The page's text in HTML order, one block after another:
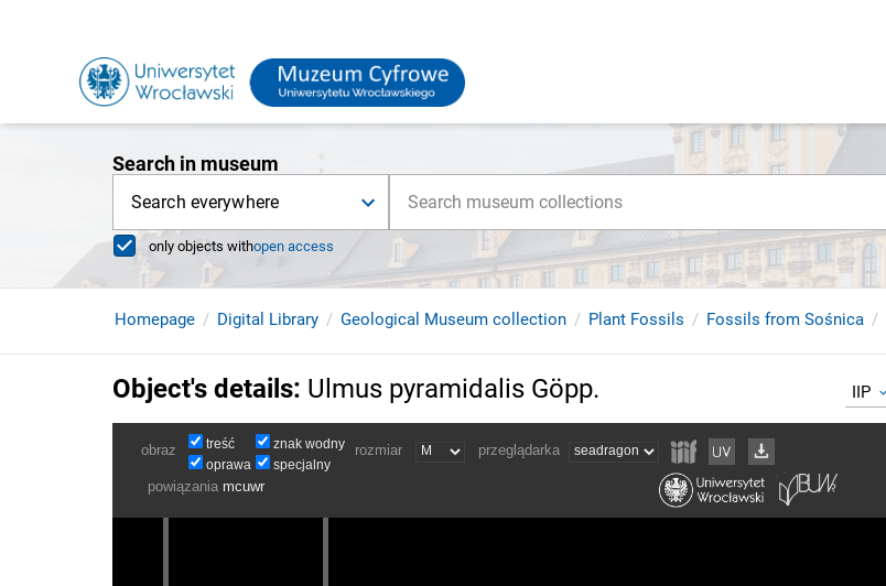
Search in museum
Search everywhere
only objects withopen access
Homepage Digital Library Geological Museum collection Plant Fossils Fossils from Sośnica
Object's details: Ulmus pyramidalis Göpp. IIP